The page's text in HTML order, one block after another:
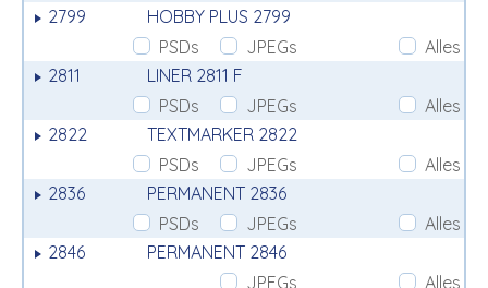
2799
HOBBY PLUS 2799
PSDs
JPEGs
Alles
2811
LINER 2811 F
PSDs
JPEGs
Alles
2822
TEXTMARKER 2822
PSDs
JPEGs
Alles
2836
PERMANENT 2836
PSDs
JPEGs
Alles
2846
PERMANENT 2846
JPEGs
Alles